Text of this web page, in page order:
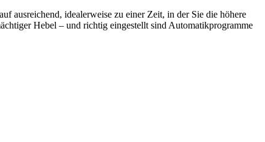
ausreichend, idealerweise zu einer Zeit, in der Sie die höhere
Hebel – und richtig eingestellt sind Automatikprogramme